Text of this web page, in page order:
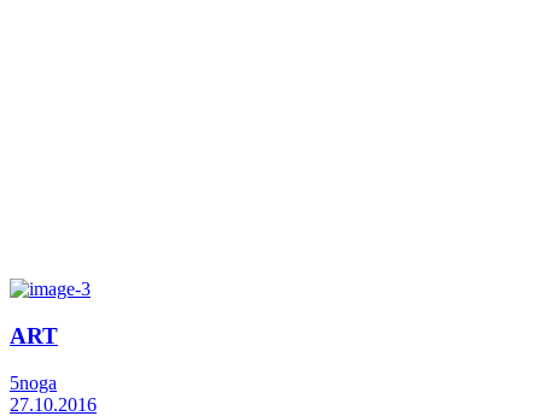
ART
5noga
27.10.2016